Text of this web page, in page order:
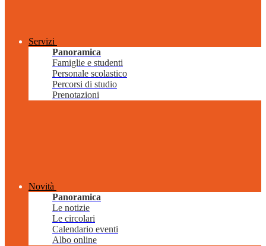
Servizi
Panoramica
Famiglie e studenti
Personale scolastico
Percorsi di studio
Prenotazioni
Novità
Panoramica
Le notizie
Le circolari
Calendario eventi
Albo online